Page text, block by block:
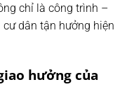
chỉ là công trình –
dân tận hưởng hiện
hưởng của